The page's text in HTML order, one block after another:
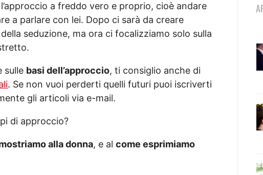
a freddo vero e proprio, cioè andare
a parlare con lei. Dopo ci sarà da creare
seduzione, ma ora ci focalizziamo solo sulla
sulle basi dell’approccio, ti consiglio anche di
. Se non vuoi perderti quelli futuri puoi iscriverti
gli articoli via e-mail.
di approccio?
alla donna, e alcome esprimiamo